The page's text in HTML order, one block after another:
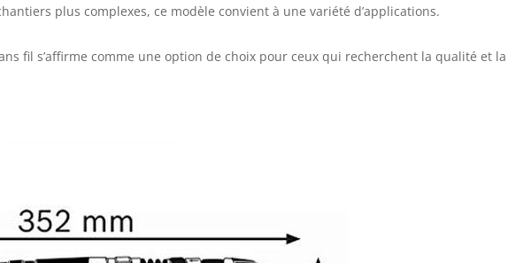
plus complexes, ce modèle convient à une variété d’applications.
fil s’affirme comme une option de choix pour ceux qui recherchent la qualité et la